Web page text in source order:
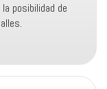
posibilidad de